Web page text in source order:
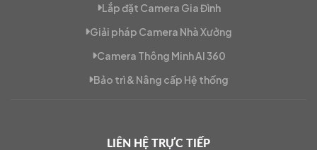
Lắp đặt Camera Gia Đình
Giải pháp Camera Nhà Xưởng
Camera Thông Minh AI 360
Bảo trì & Nâng cấp Hệ thống
LIÊN HỆ TRỰC TIẾP